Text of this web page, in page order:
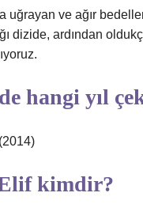
uğrayan ve ağır
dizide, ardından
hangi yıl
kimdir?